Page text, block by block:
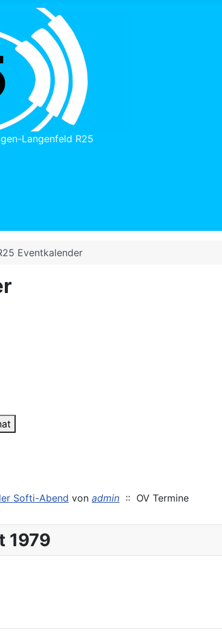
Langenfeld R25
1979
Eventkalender
Softi-Abend von admin :: OV Termine